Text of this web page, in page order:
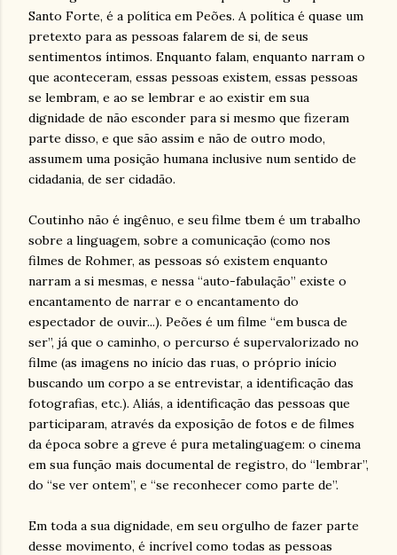
Santo Forte, é a política em Peões. A política é quase um
pretexto para as pessoas falarem de si, de seus
sentimentos íntimos. Enquanto falam, enquanto narram o
que aconteceram, essas pessoas existem, essas pessoas
se lembram, e ao se lembrar e ao existir em sua
dignidade de não esconder para si mesmo que fizeram
parte disso, e que são assim e não de outro modo,
assumem uma posição humana inclusive num sentido de
cidadania, de ser cidadão.
Coutinho não é ingênuo, e seu filme tbem é um trabalho
sobre a linguagem, sobre a comunicação (como nos
filmes de Rohmer, as pessoas só existem enquanto
narram a si mesmas, e nessa “auto-fabulação” existe o
encantamento de narrar e o encantamento do
espectador de ouvir...). Peões é um filme “em busca de
ser”, já que o caminho, o percurso é supervalorizado no
filme (as imagens no início das ruas, o próprio início
buscando um corpo a se entrevistar, a identificação das
fotografias, etc.). Aliás, a identificação das pessoas que
participaram, através da exposição de fotos e de filmes
da época sobre a greve é pura metalinguagem: o cinema
em sua função mais documental de registro, do “lembrar”,
do “se ver ontem”, e “se reconhecer como parte de”.
Em toda a sua dignidade, em seu orgulho de fazer parte
desse movimento, é incrível como todas as pessoas